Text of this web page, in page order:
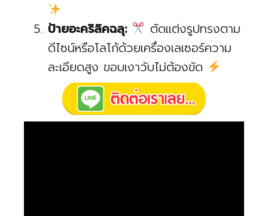
ป้ายอะคริลิคฉลุ:
ตัดแต่งรูปทรงตาม
ดีไซน์หรือโลโก้ด้วยเครื่องเลเซอร์ความ
ละเอียดสูง ขอบเงาวับไม่ต้องขัด